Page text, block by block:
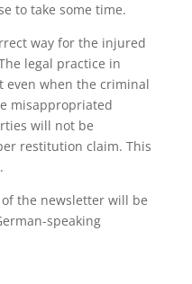
to take some time.
way for the injured
legal practice in
even when the criminal
misappropriated
will not be
restitution claim. This
the newsletter will be
speaking